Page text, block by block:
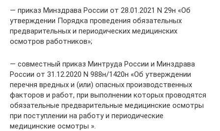
— приказ Минздрава России от 28.01.2021 N 29н «Об
утверждении Порядка проведения обязательных
предварительных и периодических медицинских
осмотров работников»;
— совместный приказ Минтруда России и Минздрава
России от 31.12.2020 N 988н/1420н «Об утверждении
перечня вредных и (или) опасных производственных
факторов и работ, при выполнении которых проводятся
обязательные предварительные медицинские осмотры
при поступлении на работу и периодические
медицинские осмотры ».